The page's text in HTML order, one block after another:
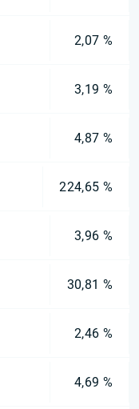
2,07 %
3,19 %
4,87 %
224,65 %
3,96 %
30,81 %
2,46 %
4,69 %